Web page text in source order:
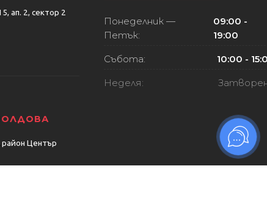
ап. 2, сектор 2
район Център
Понеделник —
Петък:
09:00 -
19:00
Събота: 10:00 -
Неделя: